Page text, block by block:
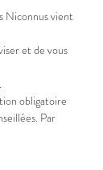
Niconnus vient
et de vous
obligatoire
Par